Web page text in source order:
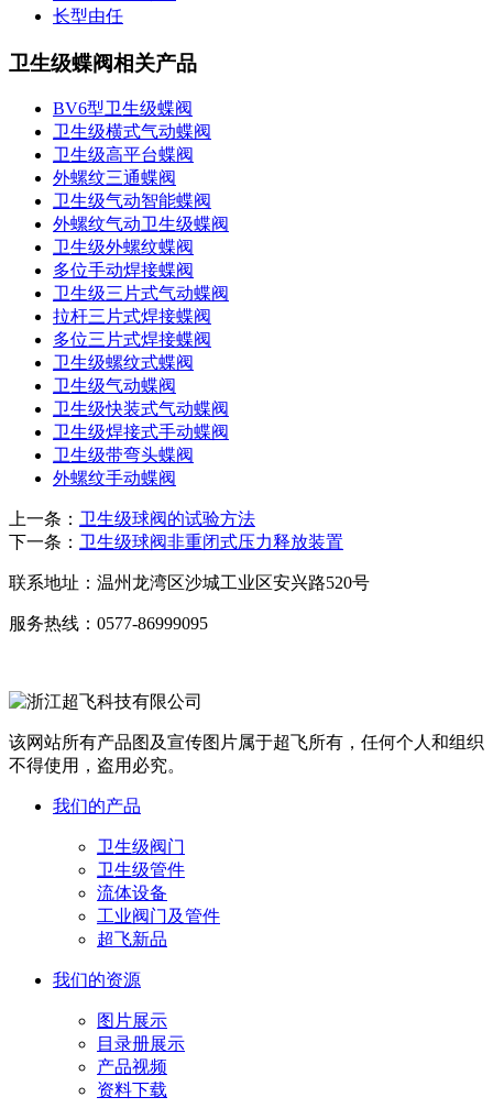
长型由任
卫生级蝶阀相关产品
BV6型卫生级蝶阀
卫生级横式气动蝶阀
卫生级高平台蝶阀
外螺纹三通蝶阀
卫生级气动智能蝶阀
外螺纹气动卫生级蝶阀
卫生级外螺纹蝶阀
多位手动焊接蝶阀
卫生级三片式气动蝶阀
拉杆三片式焊接蝶阀
多位三片式焊接蝶阀
卫生级螺纹式蝶阀
卫生级气动蝶阀
卫生级快装式气动蝶阀
卫生级焊接式手动蝶阀
卫生级带弯头蝶阀
外螺纹手动蝶阀
上一条： 卫生级球阀的试验方法
下一条： 卫生级球阀非重闭式压力释放装置
联系地址： 温州龙湾区沙城工业区安兴路520号
服务热线： 0577-86999095
该网站所有产品图及宣传图片属于超飞所有，任何个人和组织
不得使用，盗用必究。
我们的产品
卫生级阀门
卫生级管件
流体设备
工业阀门及管件
超飞新品
我们的资源
图片展示
目录册展示
产品视频
资料下载